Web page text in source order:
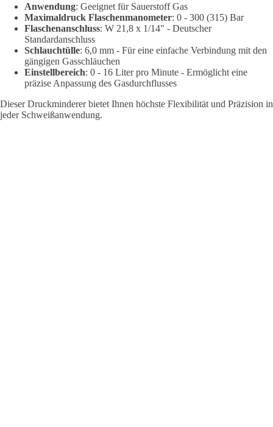
Anwendung: Geeignet für Sauerstoff Gas
Maximaldruck Flaschenmanometer: 0 - 300 (315) Bar
Flaschenanschluss: W 21,8 x 1/14" - Deutscher
Standardanschluss
Schlauchtülle: 6,0 mm - Für eine einfache Verbindung mit den
gängigen Gasschläuchen
Einstellbereich: 0 - 16 Liter pro Minute - Ermöglicht eine
präzise Anpassung des Gasdurchflusses
Dieser Druckminderer bietet Ihnen höchste Flexibilität und Präzision in
jeder Schweißanwendung.